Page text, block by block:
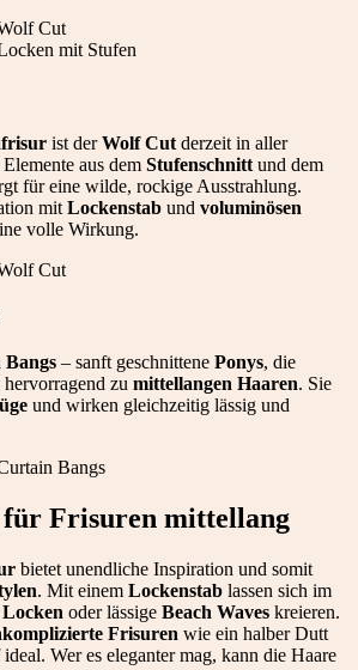
ist derWolf Cut derzeit in aller
aus dem Stufenschnitt und dem
für eine wilde, rockige Ausstrahlung.
mit Lockenstab und voluminösen
volle Wirkung.
– sanft geschnittene Ponys, die
zu mittellangen Haaren. Sie
und wirken gleichzeitig lässig und
Frisuren mittellang
bietet unendliche Inspiration und somit
. Mit einem Lockenstab lassen sich im
Locken oder lässige Beach Waves kreieren.
Frisuren wie ein halber Dutt
Wer es eleganter mag, kann die Haare